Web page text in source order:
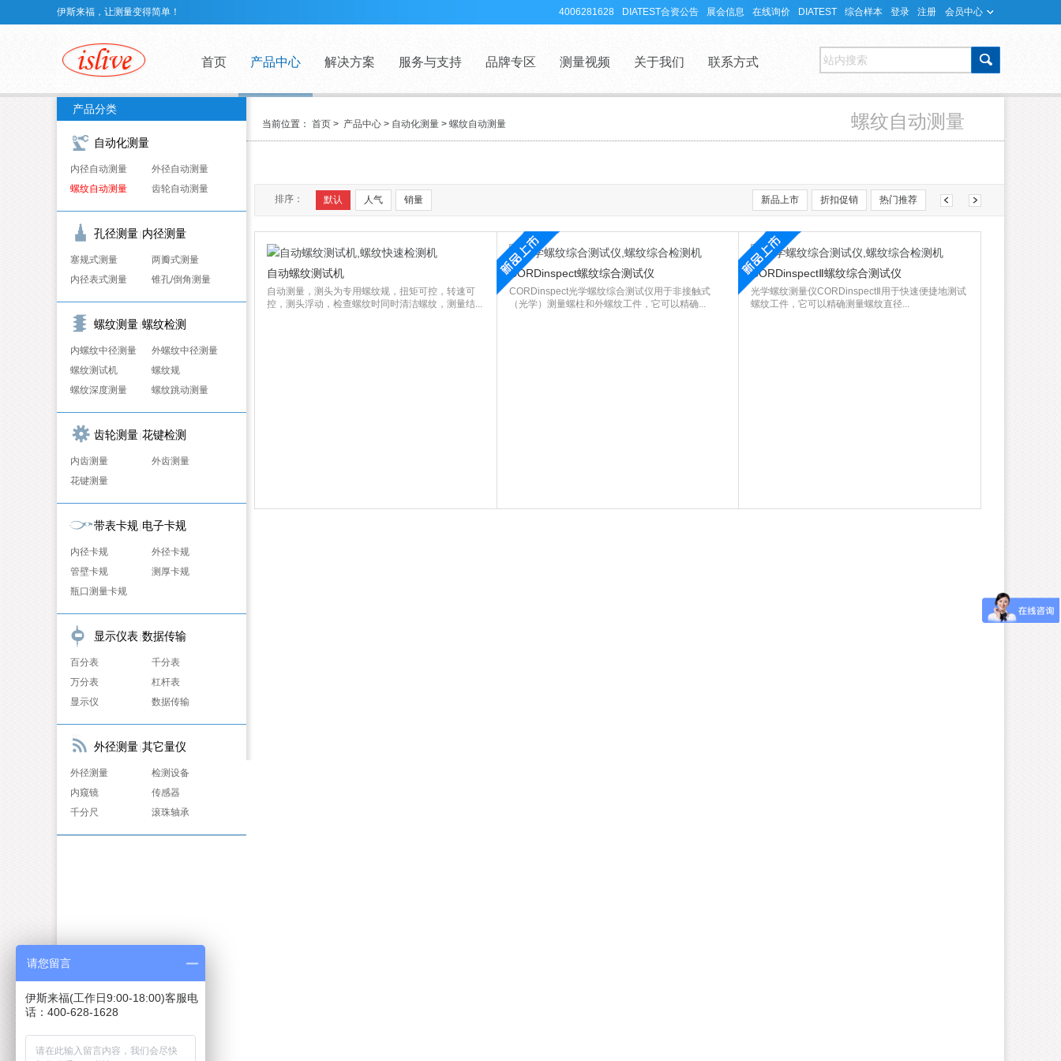
伊斯来福，让测量变得简单！ 4006281628 DIATEST合资公告 展会信息 在线询价 DIATEST 综合样本 登录 注册 会员中心
首页 产品中心 解决方案 服务与支持 品牌专区 测量视频 关于我们 联系方式 站内搜索
产品分类
自动化测量
内径自动测量
外径自动测量
螺纹自动测量
齿轮自动测量
孔径测量 内径测量
塞规式测量
两瓣式测量
内径表式测量
锥孔/倒角测量
螺纹测量 螺纹检测
内螺纹中径测量
外螺纹中径测量
螺纹测试机
螺纹规
螺纹深度测量
螺纹跳动测量
齿轮测量 花键检测
内齿测量
外齿测量
花键测量
带表卡规 电子卡规
内径卡规
外径卡规
管壁卡规
测厚卡规
瓶口测量卡规
显示仪表 数据传输
百分表
千分表
万分表
杠杆表
显示仪
数据传输
外径测量 其它量仪
外径测量
检测设备
内窥镜
传感器
千分尺
滚珠轴承
当前位置： 首页 > 产品中心 > 自动化测量 > 螺纹自动测量 螺纹自动测量
排序： 默认 人气 销量 新品上市 折扣促销 热门推荐
自动螺纹测试机
自动测量，测头为专用螺纹规，扭矩可控，转速可
控，测头浮动，检查螺纹时同时清洁螺纹，测量结...
CORDinspect螺纹综合测试仪
CORDinspect光学螺纹综合测试仪用于非接触式
（光学）测量螺柱和外螺纹工件，它可以精确...
CORDinspectⅡ螺纹综合测试仪
光学螺纹测量仪CORDinspectⅡ用于快速便捷地测试
螺纹工件，它可以精确测量螺纹直径...
请您留言
伊斯来福(工作日9:00-18:00)客服电
话：400-628-1628